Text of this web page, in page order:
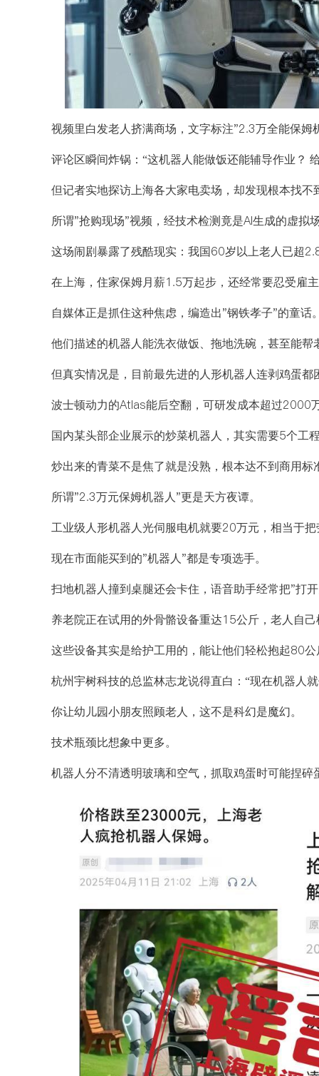
视频里白发老人挤满商场，文字标注"2.3万全能保姆
评论区瞬间炸锅：“这机器人能做饭还能辅导作业？
但记者实地探访上海各大家电卖场，却发现根本找不
所谓"抢购现场"视频，经技术检测竟是AI生成的虚拟
这场闹剧暴露了残酷现实：我国60岁以上老人已超
在上海，住家保姆月薪1.5万起步，还经常要忍受雇
自媒体正是抓住这种焦虑，编造出"钢铁孝子"的童话
他们描述的机器人能洗衣做饭、拖地洗碗，甚至能帮
但真实情况是，目前最先进的人形机器人连剥鸡蛋都
波士顿动力的Atlas能后空翻，可研发成本超过2000
国内某头部企业展示的炒菜机器人，其实需要5个工
炒出来的青菜不是焦了就是没熟，根本达不到商用标
所谓"2.3万元保姆机器人"更是天方夜谭。
工业级人形机器人光伺服电机就要20万元，相当于
现在市面能买到的"机器人"都是专项选手。
扫地机器人撞到桌腿还会卡住，语音助手经常把"打
养老院正在试用的外骨骼设备重达15公斤，老人自
这些设备其实是给护工用的，能让他们轻松抱起80
杭州宇树科技的总监林志龙说得直白：“现在机器人
你让幼儿园小朋友照顾老人，这不是科幻是魔幻。
技术瓶颈比想象中更多。
机器人分不清透明玻璃和空气，抓取鸡蛋时可能捏碎